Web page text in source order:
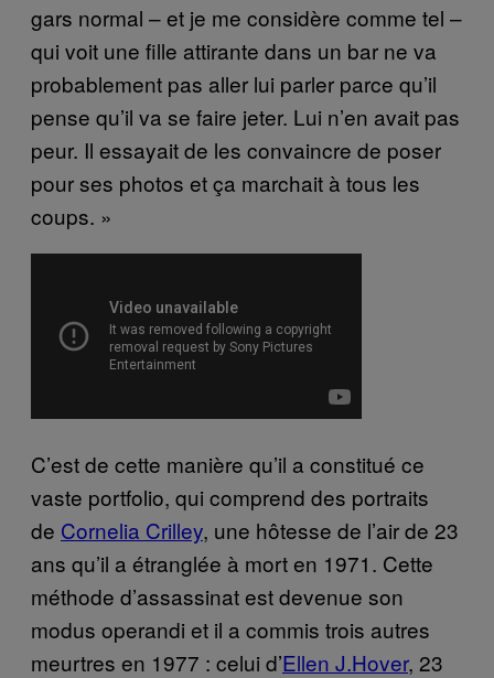
gars normal – et je me considère comme tel –
qui voit une fille attirante dans un bar ne va
probablement pas aller lui parler parce qu’il
pense qu’il va se faire jeter. Lui n’en avait pas
peur. Il essayait de les convaincre de poser
pour ses photos et ça marchait à tous les
coups. »
C’est de cette manière qu’il a constitué ce
vaste portfolio, qui comprend des portraits
de Cornelia​ Crilley, une hôtesse de l’air de 23
ans qu’il a étranglée à mort en 1971. Cette
méthode d’assassinat est devenue son
modus operandi et il a commis trois autres
meurtres en 1977 : celui d’Elle​n J.Hover, 23